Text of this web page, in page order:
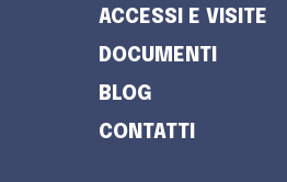
ACCESSI E VISITE
DOCUMENTI
BLOG
CONTATTI